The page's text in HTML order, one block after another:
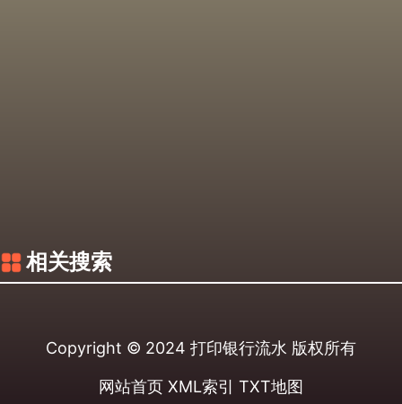
相关搜索
Copyright © 2024 打印银行流水 版权所有
网站首页 XML索引 TXT地图